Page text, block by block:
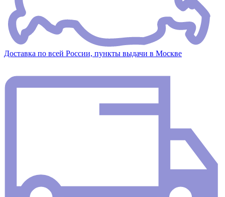
Доставка по всей России, пункты выдачи в Москве